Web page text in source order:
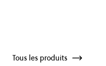
Tous les produits